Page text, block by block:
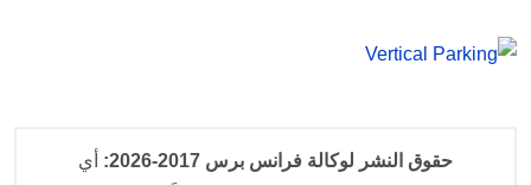
حقوق النشر لوكالة فرانس برس 2017-2026:
أي